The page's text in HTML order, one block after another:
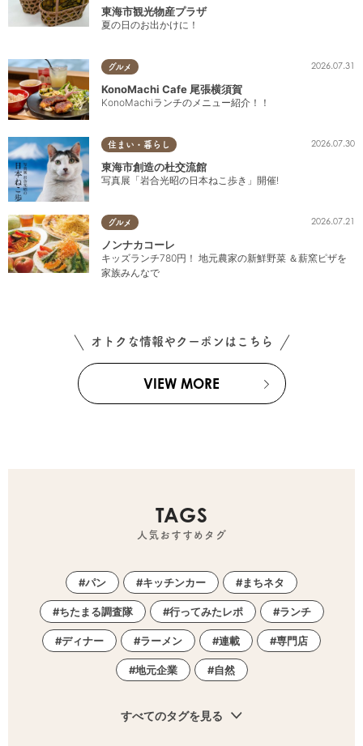
東海市観光物産プラザ
夏の日のお出かけに！
グルメ 2026.07.31
KonoMachi Cafe 尾張横須賀
KonoMachiランチのメニュー紹介！！
住まい・暮らし 2026.07.30
東海市創造の杜交流館
写真展「岩合光昭の日本ねこ歩き」開催!
グルメ 2026.07.21
ノンナカコーレ
キッズランチ780円！ 地元農家の新鮮野菜 ＆薪窯ピザを
家族みんなで
オトクな情報やクーポンはこちら
VIEW MORE
TAGS
人気おすすめタグ
パン キッチンカー まちネタ
ちたまる調査隊 行ってみたレポ ランチ
ディナー ラーメン 連載 専門店
地元企業 自然
すべてのタグを見る